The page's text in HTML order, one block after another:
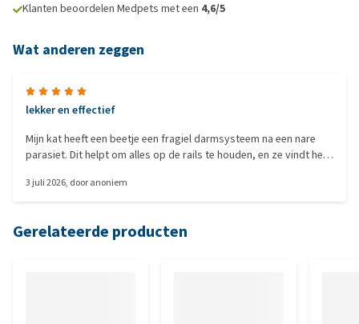
Klanten beoordelen Medpets met een 4,6/5
Wat anderen zeggen
lekker en effectief
Mijn kat heeft een beetje een fragiel darmsysteem na een nare
parasiet. Dit helpt om alles op de rails te houden, en ze vindt het
3 juli 2026, dooranoniem
Gerelateerde producten